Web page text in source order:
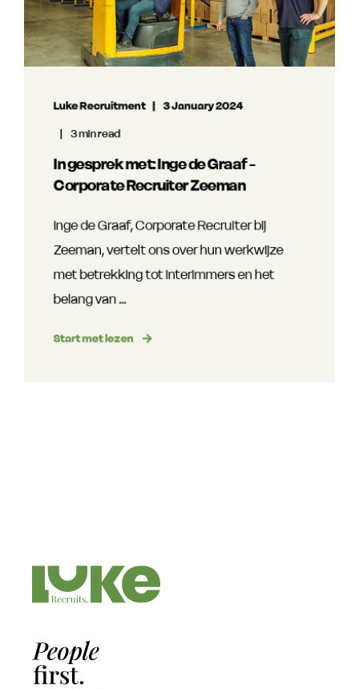
Luke Recruitment
3 January 2024
3 min read
In gesprek met: Inge de Graaf -
Corporate Recruiter Zeeman
Inge de Graaf, Corporate Recruiter bij
Zeeman, vertelt ons over hun werkwijze
met betrekking tot interimmers en het
belang van ...
Start met lezen